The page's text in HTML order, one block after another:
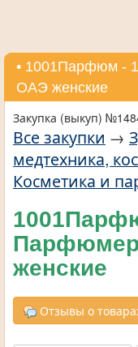
• 1001Парфюм -
ОАЭ женские
Закупка (выкуп)
Все закупки →
медтехника,
Косметика и
женские
Отзывы о